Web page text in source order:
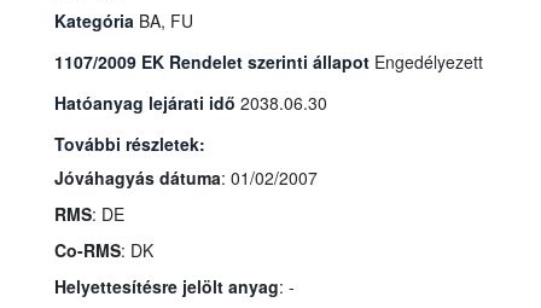
Kategória BA, FU
1107/2009 EK Rendelet szerinti állapot Engedélyezett
Hatóanyag lejárati idő 2038.06.30
További részletek:
Jóváhagyás dátuma: 01/02/2007
RMS: DE
Co-RMS: DK
Helyettesítésre jelölt anyag: -